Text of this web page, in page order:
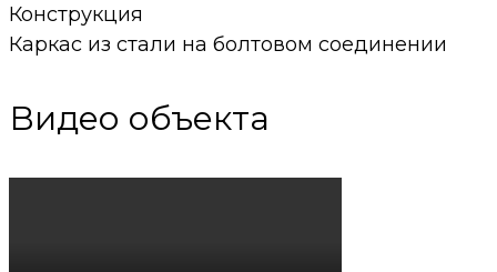
Конструкция
Каркас из стали на болтовом соединении
Видео объекта